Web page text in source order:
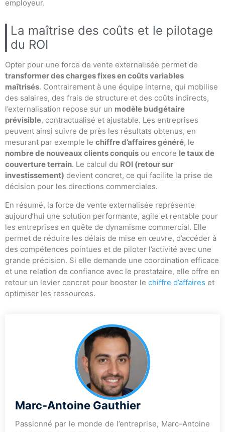
employeur.
La maîtrise des coûts et le pilotage
du ROI
Opter pour une force de vente externalisée permet de
transformer des charges fixes en coûts variables
maîtrisés. Contrairement à une équipe interne, qui mobilise
des salaires, des frais de structure et des coûts indirects,
l’externalisation repose sur un modèle budgétaire
prévisible, contractualisé et ajustable. Les entreprises
peuvent ainsi suivre de près les résultats obtenus, en
mesurant par exemple le chiffre d’affaires généré, le
nombre de nouveaux clients conquis ou encore le taux de
couverture terrain. Le calcul du ROI (retour sur
investissement) devient concret, ce qui facilite la prise de
décision pour les directions commerciales.
En résumé, la force de vente externalisée représente
aujourd’hui une solution performante, agile et rentable pour
les entreprises en quête de dynamisme commercial. Elle
permet de réduire les délais de mise en œuvre, d’accéder à
des compétences pointues et de piloter l’activité avec une
grande précision. Si elle demande une coordination efficace
et une relation de confiance avec le prestataire, elle offre en
retour un levier concret pour booster le chiffre d’affaires et
optimiser les ressources.
Marc-Antoine Gauthier
Passionné par le monde de l’entreprise, Marc-Antoine